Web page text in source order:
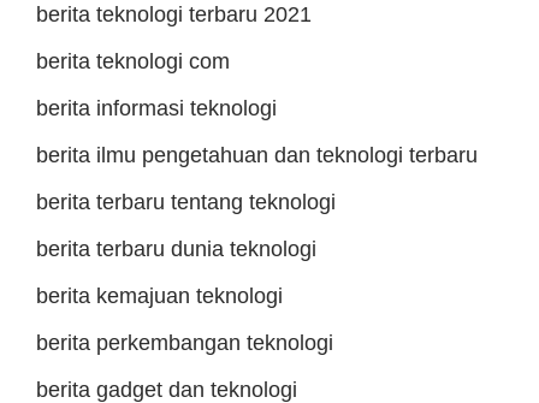
berita teknologi terbaru 2021
berita teknologi com
berita informasi teknologi
berita ilmu pengetahuan dan teknologi terbaru
berita terbaru tentang teknologi
berita terbaru dunia teknologi
berita kemajuan teknologi
berita perkembangan teknologi
berita gadget dan teknologi